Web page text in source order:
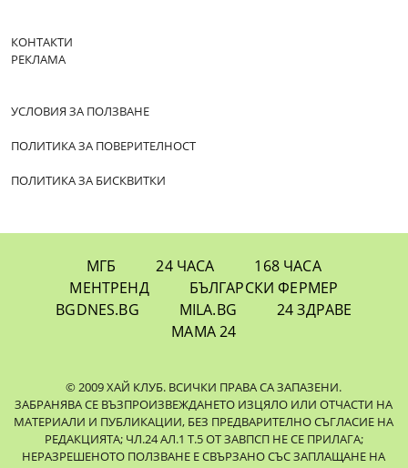
КОНТАКТИ
РЕКЛАМА
УСЛОВИЯ ЗА ПОЛЗВАНЕ
ПОЛИТИКА ЗА ПОВЕРИТЕЛНОСТ
ПОЛИТИКА ЗА БИСКВИТКИ
МГБ 24 ЧАСА
168 ЧАСА
МЕНТРЕНД
БЪЛГАРСКИ ФЕРМЕР
BGDNES.BG
MILA.BG
24 ЗДРАВЕ
МАМА 24
© 2009 ХАЙ КЛУБ. ВСИЧКИ ПРАВА СА ЗАПАЗЕНИ.
ЗАБРАНЯВА СЕ ВЪЗПРОИЗВЕЖДАНЕТО ИЗЦЯЛО ИЛИ ОТЧАСТИ НА
МАТЕРИАЛИ И ПУБЛИКАЦИИ, БЕЗ ПРЕДВАРИТЕЛНО СЪГЛАСИЕ НА
РЕДАКЦИЯТА; ЧЛ.24 АЛ.1 Т.5 ОТ ЗАВПСП НЕ СЕ ПРИЛАГА;
НЕРАЗРЕШЕНОТО ПОЛЗВАНЕ Е СВЪРЗАНО СЪС ЗАПЛАЩАНЕ НА